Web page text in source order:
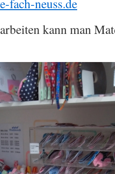
fach-neuss.de
kann man